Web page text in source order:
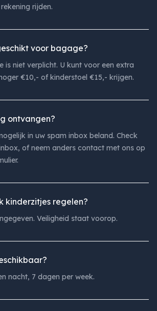
rijden.
voor bagage?
is niet verplicht. U kunt voor een extra
€10,- of kinderstoel €15,- krijgen.
ontvangen?
in uw spam inbox beland. Check
of neem anders contact met ons op
kinderzitjes regelen?
Veiligheid staat voorop.
nacht, 7 dagen per week.